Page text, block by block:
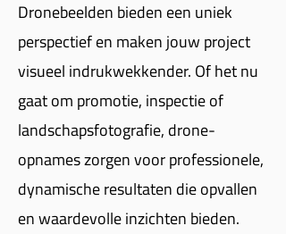
Dronebeelden bieden een uniek
perspectief en maken jouw project
visueel indrukwekkender. Of het nu
gaat om promotie, inspectie of
landschapsfotografie, drone-
opnames zorgen voor professionele,
dynamische resultaten die opvallen
en waardevolle inzichten bieden.